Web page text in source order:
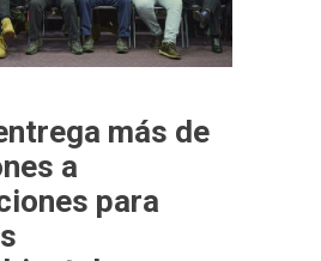
más de
a
para